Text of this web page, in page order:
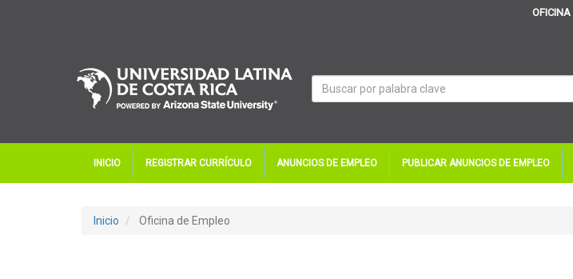
OFICINA
INICIO REGISTRAR CURRÍCULO ANUNCIOS DE EMPLEO PUBLICAR ANUNCIOS DE EMPLEO
Inicio Oficina de Empleo